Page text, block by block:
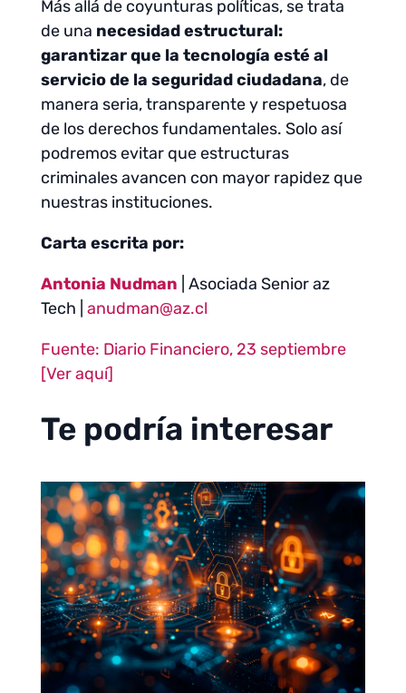
Más allá de coyunturas políticas, se trata
de una necesidad estructural:
garantizar que la tecnología esté al
servicio de la seguridad ciudadana, de
manera seria, transparente y respetuosa
de los derechos fundamentales. Solo así
podremos evitar que estructuras
criminales avancen con mayor rapidez que
nuestras instituciones.
Carta escrita por:
Antonia Nudman | Asociada Senior az
Tech | anudman@az.cl
Fuente: Diario Financiero, 23 septiembre
[Ver aquí]
Te podría interesar